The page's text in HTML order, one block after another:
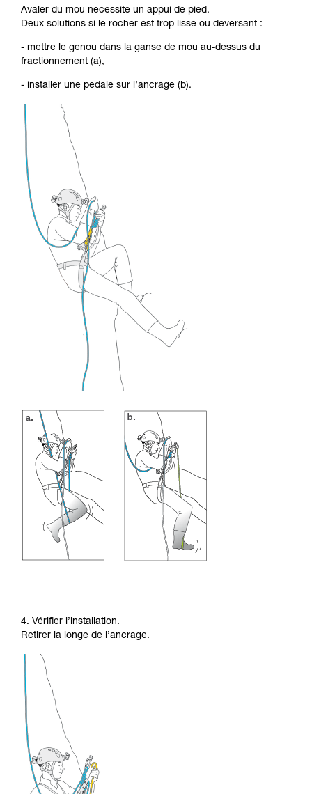
Avaler du mou nécessite un appui de pied.
Deux solutions si le rocher est trop lisse ou déversant :
- mettre le genou dans la ganse de mou au-dessus du
fractionnement (a),
- installer une pédale sur l’ancrage (b).
4. Vérifier l’installation.
Retirer la longe de l’ancrage.